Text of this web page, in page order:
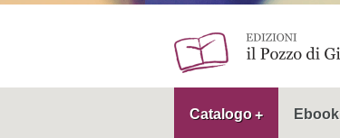
Catalogo Ebook